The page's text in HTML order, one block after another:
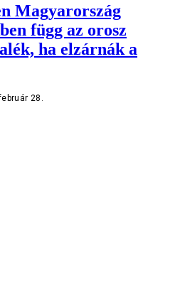
Magyarország
függ az orosz
ha elzárnák a
28.